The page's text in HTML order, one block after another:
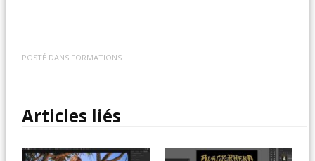
POSTÉ DANS FORMATIONS
Articles liés